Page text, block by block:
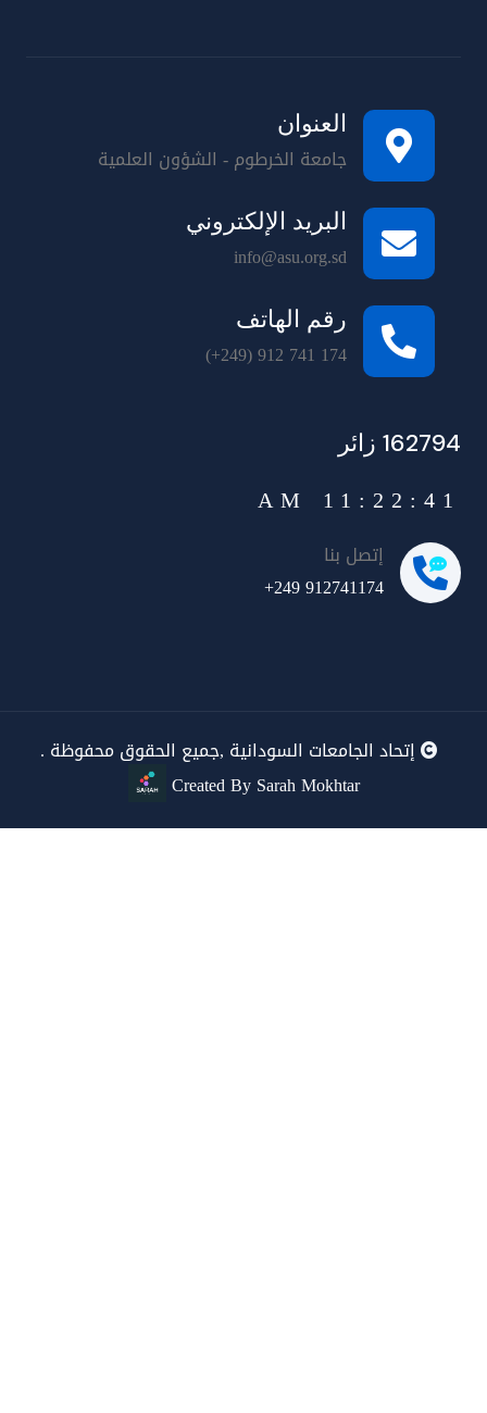
العنوان
جامعة الخرطوم - الشؤون العلمية
البريد الإلكتروني
info@asu.org.sd
رقم الهاتف
(+249) 912 741 174
162794 زائر
11:22:42 AM
إتصل بنا
+249 912741174
إتحاد الجامعات السودانية ,جميع الحقوق محفوظة .
Created By Sarah Mokhtar